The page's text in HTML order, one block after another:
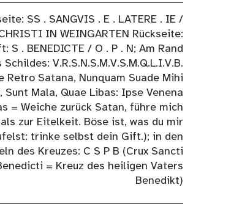
SS . SANGVIS . E . LATERE . IE /
IN WEINGARTEN Rückseite:
S . BENEDICTE / O . P . N; Am Rand
Schildes: V.R.S.N.S.M.V.S.M.Q.L.I.V.B.
Retro Satana, Nunquam Suade Mihi
Sunt Mala, Quae Libas: Ipse Venena
= Weiche zurück Satan, führe mich
zur Eitelkeit. Böse ist, was du mir
trinke selbst dein Gift.); in den
des Kreuzes: C S P B (Crux Sancti
= Kreuz des heiligen Vaters
Benedikt)